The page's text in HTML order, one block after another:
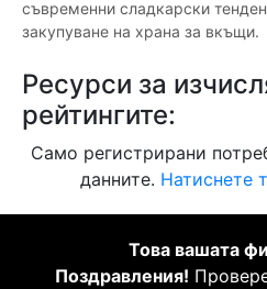
съвременни сладкарски
закупуване на храна за вкъщи.
Ресурси за
рейтингите:
Само регистрирани
данните. Натиснете
Това вашата
Поздравления!